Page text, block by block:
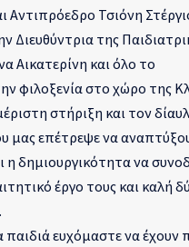
Αντιπρόεδρο Τσιόνη
Διευθύντρια της
Αικατερίνη και όλο το
φιλοξενία στο χώρο της
στήριξη και τον
μας επέτρεψε να
η δημιουργικότητα να
έργο τους και καλή
παιδιά ευχόμαστε να έχουν